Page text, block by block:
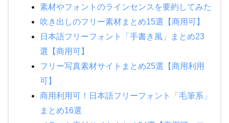
素材やフォントのラインセンスを要約してみた
吹き出しのフリー素材まとめ15選【商用可】
日本語フリーフォント「手書き風」まとめ23
選【商用可】
フリー写真素材サイトまとめ25選【商用利用
可】
商用利用可！日本語フリーフォント「毛筆系」
まとめ16選